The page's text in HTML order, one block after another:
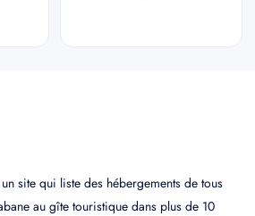
site qui liste des hébergements de tous
au gîte touristique dans plus de 10